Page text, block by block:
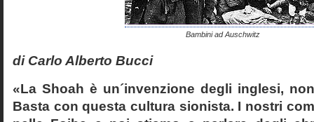
Bambini ad Auschwitz
di Carlo Alberto Bucci
«La Shoah è un´invenzione degli inglesi,
Basta con questa cultura sionista. I nostri